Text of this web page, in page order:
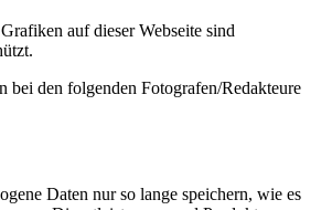
auf dieser Webseite sind
bei den folgenden Fotografen/Redakteure
Daten nur so lange speichern, wie es